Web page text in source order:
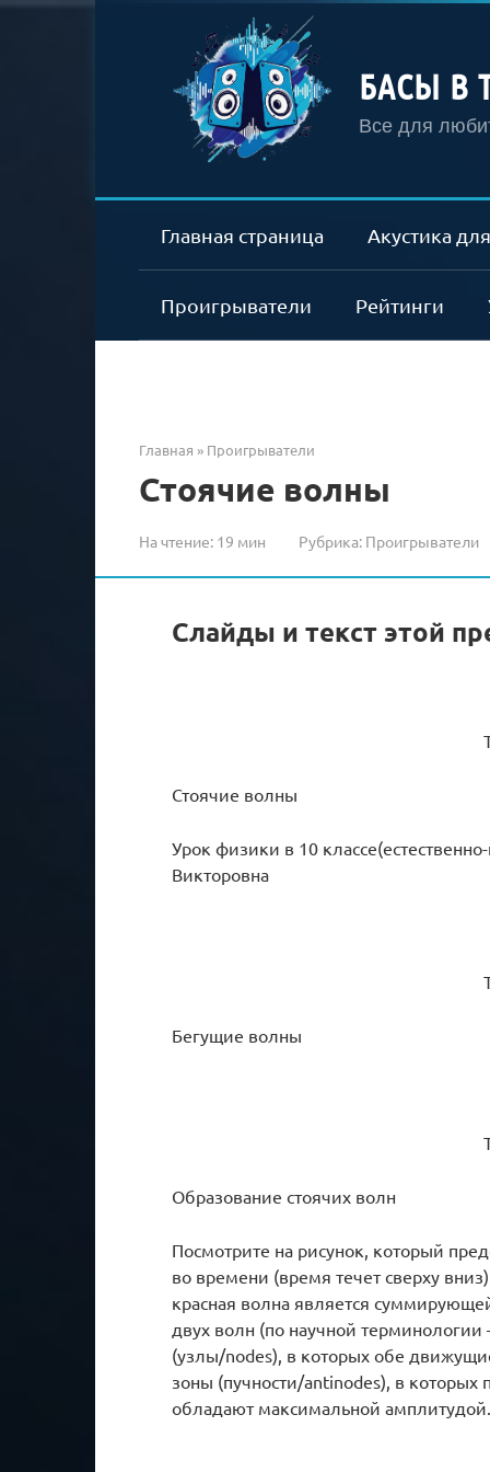
БАСЫ В
Все для
Главная страница Акустика
Проигрыватели Рейтинги
Главная » Проигрыватели
Стоячие волны
На чтение: 19 мин Рубрика: Проигрыватели
Слайды и текст этой
Стоячие волны
Урок физики в 10
Викторовна
Бегущие волны
Образование стоячих волн
Посмотрите на рисунок, который
во времени (время течет сверху
красная волна является
двух волн (по научной
(узлы/nodes), в которых обе
зоны (пучности/antinodes), в
обладают максимальной амплитудой.